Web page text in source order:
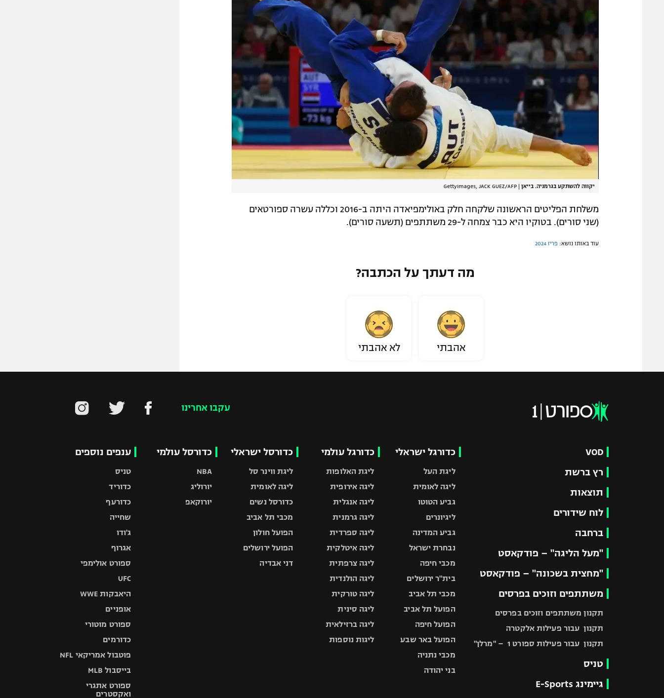
יקווה להשתקע בגרמניה. בייאן |
GettyImages, JACK GUEZ/AFP
משלחת הפליטים הראשונה שלקחה חלק באולימפיאדה היתה ב-2016 וכללה עשרה ספורטאים
(שני סורים). בטוקיו היא כבר צמחה ל-29 משתתפים (תשעה סורים).
עוד באותו נושא: פריז 2024
מה דעתך על הכתבה?
אהבתי לא אהבתי
עקבו אחרינו
VOD
רץ ברשת
תוצאות
לוח שידורים
ברחבה
"מעל הליגה" – פודקאסט
"מחצית בשכונה" – פודקאסט
משתתפים וזוכים בפרסים
תקנון משתתפים וזוכים בפרסים
תקנון עבור פעילות אלקטרה
תקנון עבור פעילות ספורט 1 – "מרלן"
טניס
גיימינג E-Sports
כדורגל ישראלי
ליגת העל
ליגה לאומית
גביע הטוטו
ליגיונרים
גביע המדינה
נבחרת ישראל
מכבי חיפה
בית"ר ירושלים
מכבי תל אביב
הפועל תל אביב
הפועל חיפה
הפועל באר שבע
מכבי נתניה
בני יהודה
כדורגל עולמי
ליגת האלופות
ליגה אירופית
ליגה אנגלית
ליגה גרמנית
ליגה ספרדית
ליגה איטלקית
ליגה צרפתית
ליגה הולנדית
ליגה טורקית
ליגה סינית
ליגה ברזילאית
ליגות נוספות
כדורסל ישראלי
ליגת ווינר סל
ליגה לאומית
כדורסל נשים
מכבי תל אביב
הפועל חולון
הפועל ירושלים
דני אבדיה
כדורסל עולמי
NBA
יורוליג
יורוקאפ
ענפים נוספים
טניס
כדוריד
כדורעף
שחייה
ג'ודו
אגרוף
ספורט אולימפי
UFC
היאבקות WWE
אופניים
ספורט מוטורי
כדורמים
פוטבול אמריקאי NFL
בייסבול MLB
ספורט אתגרי
ואקסטרים